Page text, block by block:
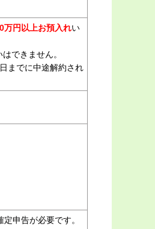
万円以上お預入れい
できません。
までに中途解約され
申告が必要です。